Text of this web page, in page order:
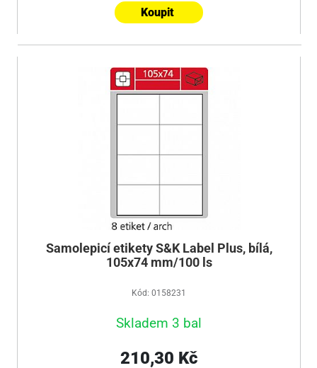
Koupit
Samolepicí etikety S&K Label Plus, bílá,
105x74 mm/100 ls
Kód: 0158231
Skladem 3 bal
210,30 Kč